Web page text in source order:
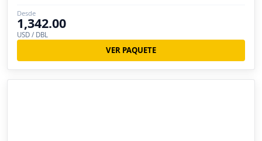
Desde
1,342.00
USD / DBL
VER PAQUETE